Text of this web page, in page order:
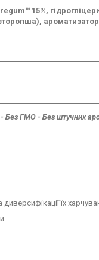
15%,
Без ГМО - Без штучних
їх